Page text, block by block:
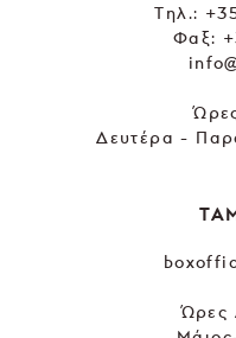
Tηλ.:
Φαξ:
Δευτέρα -
Ώρες